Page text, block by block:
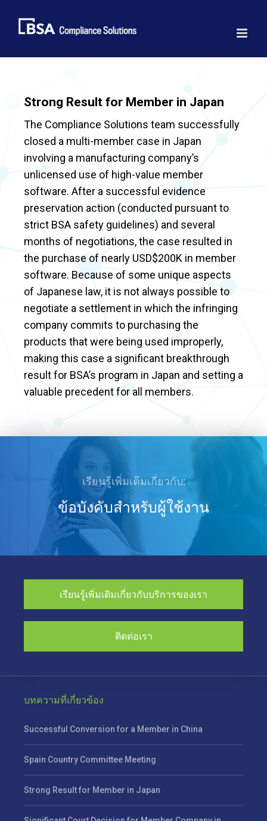
content
Strong Result for Member in Japan
The Compliance Solutions team successfully
closed a multi-member case in Japan
involving a manufacturing company’s
unlicensed use of high-value member
software. After a successful evidence
preservation action (conducted pursuant to
strict BSA safety guidelines) and several
months of negotiations, the case resulted in
the purchase of nearly USD$200K in member
software. Because of some unique aspects
of Japanese law, it is not always possible to
negotiate a settlement in which the infringing
company commits to purchasing the
products that were being used improperly,
making this case a significant breakthrough
result for BSA’s program in Japan and setting a
valuable precedent for all members.
เรียนรู้เพิ่มเติมเกี่ยวกับ:
ข้อบังคับสำหรับผู้ใช้งาน
เรียนรู้เพิ่มเติมเกี่ยวกับบริการของเรา
ติดต่อเรา
บทความที่เกี่ยวข้อง
Successful Conversion for a Member in China
Spain Country Committee Meeting
Strong Result for Member in Japan